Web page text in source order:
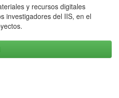
y recursos digitales
investigadores del IIS, en el